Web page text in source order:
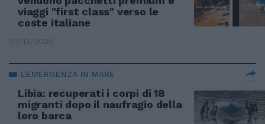
viaggi "first class" verso le
coste italiane
07/12/2025
L'EMERGENZA IN MARE
Libia: recuperati i corpi di 18
migranti dopo il naufragio della
loro barca